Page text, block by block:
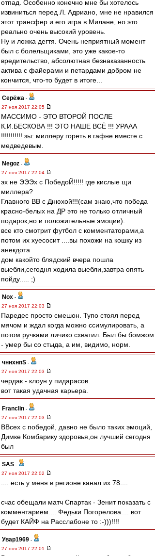
отпад. Особенно конечно мне бы хотелось
извиниться перед Л. Адриано, мне не нравился
этот трансфер и его игра в Милане, но это
реально очень высокий уровень.
Ну и ложка дегтя. Очень неприятный момент
был с болельщиками, это уже какое-то
вредительство, абсолютная безнаказанность
актива с файерами и петардами добром не
кончится, что-то будет в итоге...
Серёжа -
27 ноя 2017 22:05
МАССИМО - ЭТО ВТОРОЙ ПОСЛЕ
К.И.БЕСКОВА !!! ЭТО НАШЕ ВСЁ !!! УРААА
!!!!!!!!!!! зы: миллеру гореть в гафне вместе с
медведевым.
Negoz -
27 ноя 2017 22:04
эх не ЭЭЭх с ПобедоЙ!!!!! где кислые щи
миллера?
Главного ВВ с Днюхой!!!(сам знаю,что победа
красно-белых на ДР это не только отличный
подарок,но и положительные эмоции).
все кто смотрит футбол с комментаторами,а
потом их хуесосит ....вы похожи на кошку из
анекдота
дом какойто блядский вчера пошла
выебли,сегодня ходила выебли,завтра опять
пойду..... ;)
Nox -
27 ноя 2017 22:03
Паредес просто смешон. Тупо стоял перед
мячом и ждал когда можно ссимулировать, а
потом ручками личико схватил. Был бы бомжом
- умер бы со стыда, а им, видимо, норм.
чннхнпS -
27 ноя 2017 22:03
чердак - клоун у пидарасов.
вот такая удачная карьера.
Franclin -
27 ноя 2017 22:03
ВВсех с победой, давно не было таких эмоций,
Димке Комбарику здоровья,он лучший сегодня
был
SAS -
27 ноя 2017 22:02
.... есть у меня в регионе канал их 78....
счас обещали матч Спартак - Зенит показать с
комментарием.... Федьки Погорелова.... вот
будет КАЙФ на Расслабоне то :-)))!!!!
Увар1969 -
27 ноя 2017 22:01